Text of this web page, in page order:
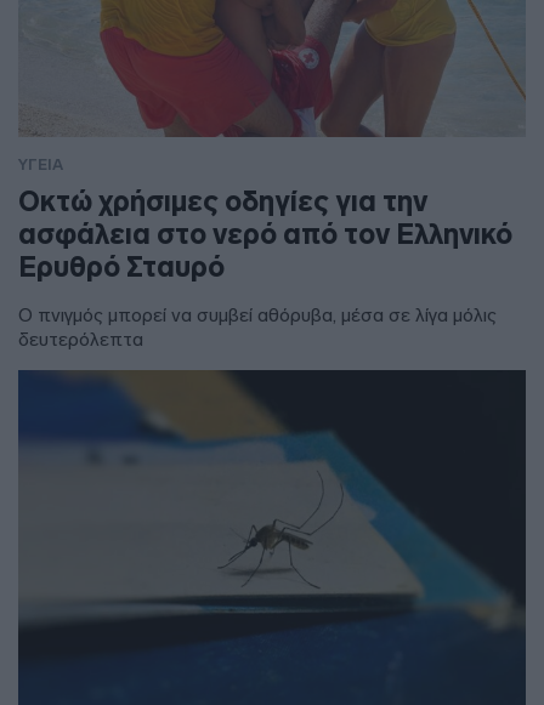
ΥΓΕΙΑ
Οκτώ χρήσιμες οδηγίες για την
ασφάλεια στο νερό από τον Ελληνικό
Ερυθρό Σταυρό
Ο πνιγμός μπορεί να συμβεί αθόρυβα, μέσα σε λίγα μόλις
δευτερόλεπτα